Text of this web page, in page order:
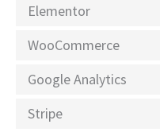
Elementor
WooCommerce
Google Analytics
Stripe